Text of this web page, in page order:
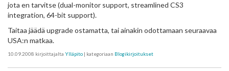
jota en tarvitse (dual-monitor support, streamlined CS3
integration, 64-bit support).
Taitaa jäädä upgrade ostamatta, tai ainakin odottamaan seuraavaa
USA:n matkaa.
10.09.2008 kirjoittajalta Ylläpito | kategoriaan Blogikirjoitukset